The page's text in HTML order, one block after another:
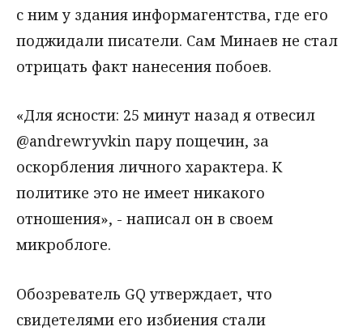
с ним у здания информагентства, где его
поджидали писатели. Сам Минаев не стал
отрицать факт нанесения побоев.
«Для ясности: 25 минут назад я отвесил
@andrewryvkin пару пощечин, за
оскорбления личного характера. К
политике это не имеет никакого
отношения», - написал он в своем
микроблоге.
Обозреватель GQ утверждает, что
свидетелями его избиения стали